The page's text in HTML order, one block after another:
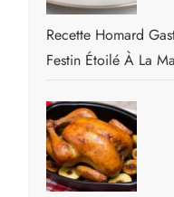
Recette Homard
Festin Étoilé À La